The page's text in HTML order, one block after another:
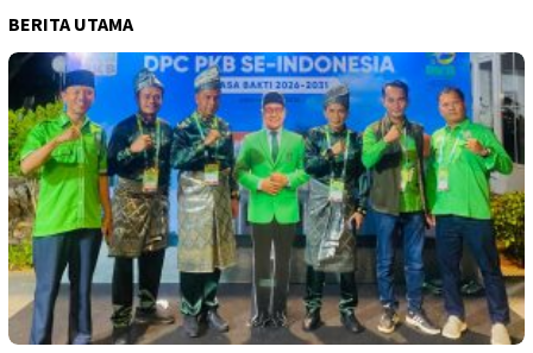
BERITA UTAMA